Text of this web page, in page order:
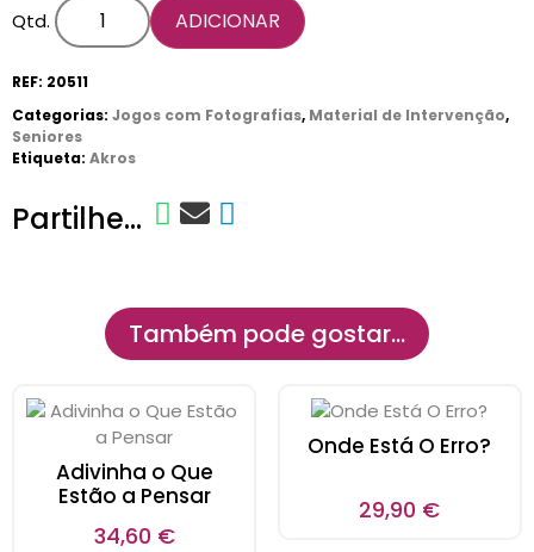
Qtd. ADICIONAR
REF: 20511
Categorias: Jogos com Fotografias, Material de Intervenção,
Seniores
Etiqueta: Akros
Partilhe...
Também pode gostar…
Adivinha o Que
Estão a Pensar
34,60 €
Onde Está O Erro?
29,90 €